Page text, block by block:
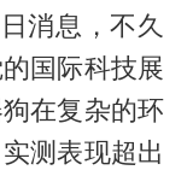
消息，不久
国际科技展
在复杂的环
测表现超出